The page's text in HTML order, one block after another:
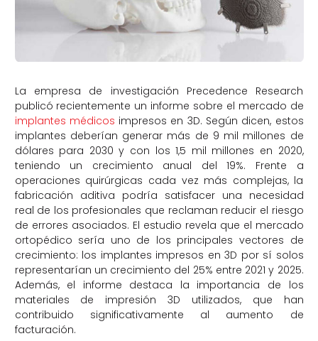
La empresa de investigación Precedence Research
publicó recientemente un informe sobre el mercado de
implantes médicos impresos en 3D. Según dicen, estos
implantes deberían generar más de 9 mil millones de
dólares para 2030 y con los 1,5 mil millones en 2020,
teniendo un crecimiento anual del 19%. Frente a
operaciones quirúrgicas cada vez más complejas, la
fabricación aditiva podría satisfacer una necesidad
real de los profesionales que reclaman reducir el riesgo
de errores asociados. El estudio revela que el mercado
ortopédico sería uno de los principales vectores de
crecimiento: los implantes impresos en 3D por sí solos
representarían un crecimiento del 25% entre 2021 y 2025.
Además, el informe destaca la importancia de los
materiales de impresión 3D utilizados, que han
contribuido significativamente al aumento de
facturación.